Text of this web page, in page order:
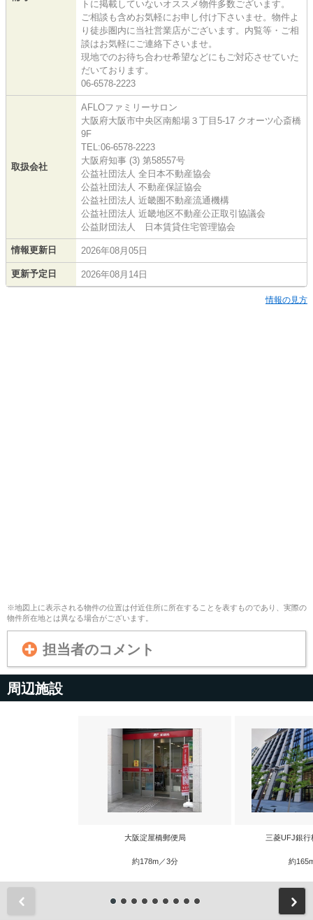
トに掲載していないオススメ物件多数ございます。
ご相談も含めお気軽にお申し付け下さいませ。物件よ
り徒歩圏内に当社営業店がございます。内覧等・ご相
談はお気軽にご連絡下さいませ。
現地でのお待ち合わせ希望などにもご対応させていた
だいております。
06-6578-2223
取扱会社
AFLOファミリーサロン
大阪府大阪市中央区南船場３丁目5-17 クオーツ心斎橋
9F
TEL:06-6578-2223
大阪府知事 (3) 第58557号
公益社団法人 全日本不動産協会
公益社団法人 不動産保証協会
公益社団法人 近畿圏不動産流通機構
公益社団法人 近畿地区不動産公正取引協議会
公益財団法人 日本賃貸住宅管理協会
情報更新日 2026年08月05日
更新予定日 2026年08月14日
情報の見方
※地図上に表示される物件の位置は付近住所に所在することを表すものであり、実際の
物件所在地とは異なる場合がございます。
担当者のコメント
周辺施設
大阪淀屋橋郵便局
約178m／3分
三菱UFJ銀
約